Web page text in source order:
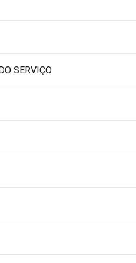
SERVIÇO